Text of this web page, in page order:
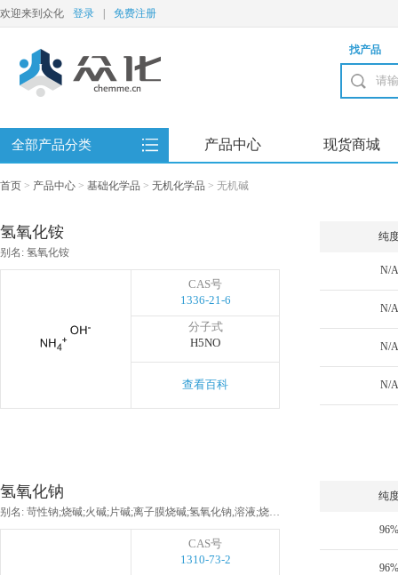
欢迎来到众化 登录 免费注册
找产品
全部产品分类 产品中心 现货商城
首页 > 产品中心 > 基础化学品 > 无机化学品 > 无机碱
氢氧化铵
别名: 氢氧化铵
CAS号
1336-21-6
分子式
H5NO
查看百科
纯
N/A
N/A
N/A
N/A
氢氧化钠
别名: 苛性钠;烧碱;火碱;片碱;离子膜烧碱;氢氧化钠,溶液;烧碱(片状);烧碱(固体);氢氧化钠(液体);苛性碱(液体);火碱(液体);液碱;烧碱(液体);珠状氢氧化钠
CAS号
1310-73-2
纯
96%
96%